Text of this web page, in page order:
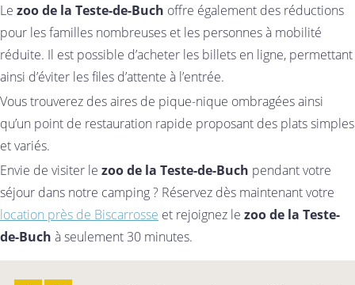
Le zoo de la Teste-de-Buch offre également des réductions
pour les familles nombreuses et les personnes à mobilité
réduite. Il est possible d’acheter les billets en ligne, permettant
ainsi d’éviter les files d’attente à l’entrée.
Vous trouverez des aires de pique-nique ombragées ainsi
qu’un point de restauration rapide proposant des plats simples
et variés.
Envie de visiter le zoo de la Teste-de-Buch pendant votre
séjour dans notre camping ? Réservez dès maintenant votre
location près de Biscarrosse et rejoignez le zoo de la Teste-
de-Buch à seulement 30 minutes.